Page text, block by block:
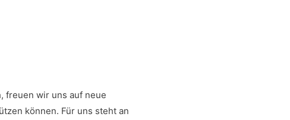
freuen wir uns auf neue
können. Für uns steht an